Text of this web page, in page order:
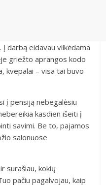
Į darbą eidavau vilkėdama
griežto aprangos kodo
kvepalai – visa tai buvo
į pensiją nebegalėsiu
kasdien išeiti į
savimi. Be to, pajamos
salonuose
surašiau, kokių
pačiu pagalvojau, kaip